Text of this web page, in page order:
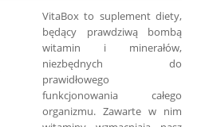
VitaBox to suplement diety,
będący prawdziwą bombą
witamin i minerałów,
niezbędnych do
prawidłowego
funkcjonowania całego
organizmu. Zawarte w nim